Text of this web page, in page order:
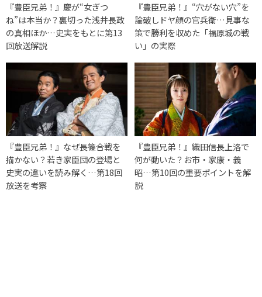
『豊臣兄弟！』慶が“女ぎつ
ね”は本当か？裏切った浅井長政
の真相ほか…史実をもとに第13
回放送解説
『豊臣兄弟！』“穴がない穴”を
論破しドヤ顔の官兵衛…見事な
策で勝利を収めた「福原城の戦
い」の実際
『豊臣兄弟！』なぜ長篠合戦を
描かない？若き家臣団の登場と
史実の違いを読み解く…第18回
放送を考察
『豊臣兄弟！』織田信長上洛で
何が動いた？お市・家康・義
昭…第10回の重要ポイントを解
説